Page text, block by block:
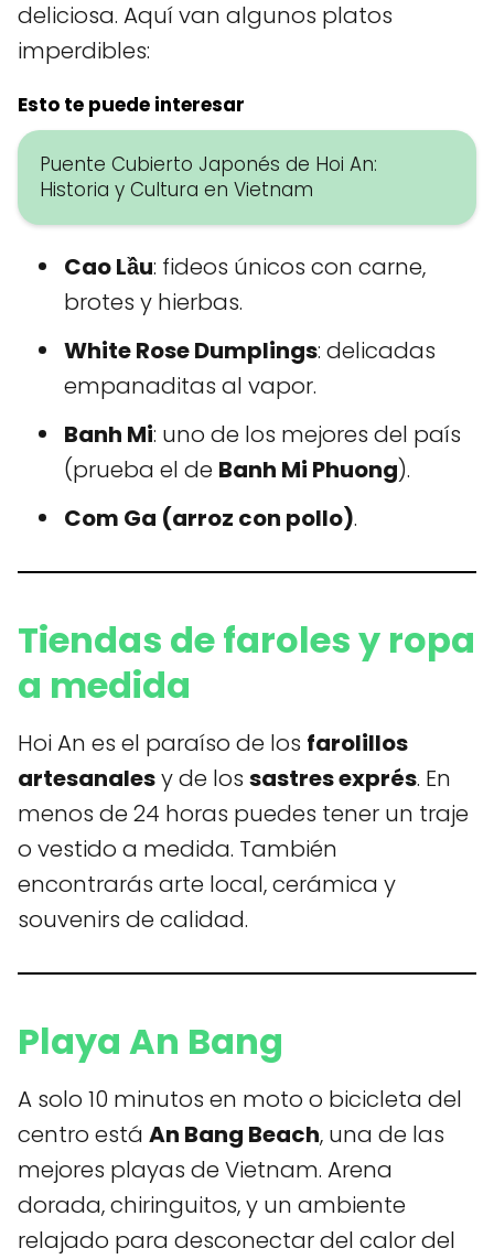
deliciosa. Aquí van algunos platos
imperdibles:
Esto te puede interesar
Puente Cubierto Japonés de Hoi An:
Historia y Cultura en Vietnam
Cao Lầu: fideos únicos con carne,
brotes y hierbas.
White Rose Dumplings: delicadas
empanaditas al vapor.
Banh Mi: uno de los mejores del país
(prueba el de Banh Mi Phuong).
Com Ga (arroz con pollo).
Tiendas de faroles y ropa
a medida
Hoi An es el paraíso de los farolillos
artesanalesy de los sastres exprés. En
menos de 24 horas puedes tener un traje
o vestido a medida. También
encontrarás arte local, cerámica y
souvenirs de calidad.
Playa An Bang
A solo 10 minutos en moto o bicicleta del
centro está An Bang Beach, una de las
mejores playas de Vietnam. Arena
dorada, chiringuitos, y un ambiente
relajado para desconectar del calor del